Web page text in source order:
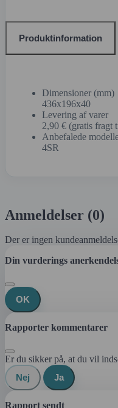
Produktinformation
Dimensioner (mm)
436x196x40
Levering af varer
2,90 € (gratis fragt
Anbefalede
4SR
Anmeldelser (0)
Der er ingen
Din vurderings
OK
Rapporter kommentarer
Er du sikker på, at du vil
Nej
Ja
Rapport sendt